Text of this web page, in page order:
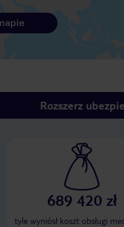
Rozszerz
689 420 zł
tyle wyniósł koszt obsługi